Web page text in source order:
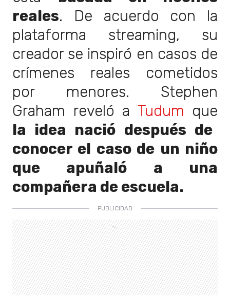
reales. De acuerdo con la
plataforma streaming, su
creador se inspiró en casos de
crímenes reales cometidos
por menores. Stephen
Graham reveló a Tudum que
la idea nació después de
conocer el caso de un niño
que apuñaló a una
compañera de escuela.